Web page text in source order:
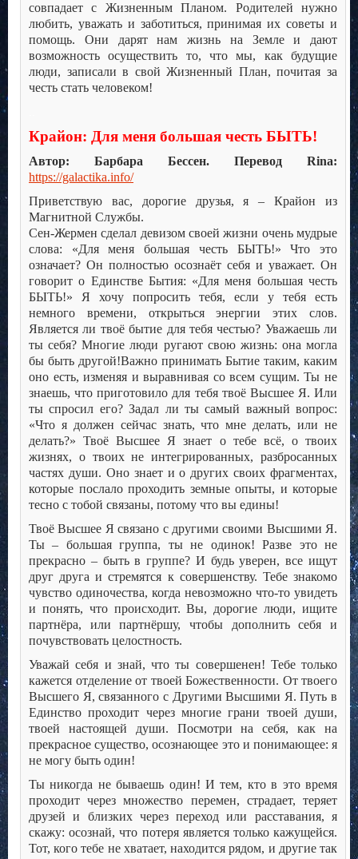
совпадает с Жизненным Планом. Родителей нужно
любить, уважать и заботиться, принимая их советы и
помощь. Они дарят нам жизнь на Земле и дают
возможность осуществить то, что мы, как будущие
люди, записали в свой Жизненный План, почитая за
честь стать человеком!
Крайон: Для меня большая честь БЫТЬ!
Автор: Барбара Бессен. Перевод Rina:
https://galactika.info/
Приветствую вас, дорогие друзья, я – Крайон из
Магнитной Службы.
Сен-Жермен сделал девизом своей жизни очень мудрые
слова: «Для меня большая честь БЫТЬ!» Что это
означает? Он полностью осознаёт себя и уважает. Он
говорит о Единстве Бытия: «Для меня большая честь
БЫТЬ!» Я хочу попросить тебя, если у тебя есть
немного времени, открыться энергии этих слов.
Является ли твоё бытие для тебя честью? Уважаешь ли
ты себя? Многие люди ругают свою жизнь: она могла
бы быть другой!Важно принимать Бытие таким, каким
оно есть, изменяя и выравнивая со всем сущим. Ты не
знаешь, что приготовило для тебя твоё Высшее Я. Или
ты спросил его? Задал ли ты самый важный вопрос:
«Что я должен сейчас знать, что мне делать, или не
делать?» Твоё Высшее Я знает о тебе всё, о твоих
жизнях, о твоих не интегрированных, разбросанных
частях души. Оно знает и о других своих фрагментах,
которые послало проходить земные опыты, и которые
тесно с тобой связаны, потому что вы едины!
Твоё Высшее Я связано с другими своими Высшими Я.
Ты – большая группа, ты не одинок! Разве это не
прекрасно – быть в группе? И будь уверен, все ищут
друг друга и стремятся к совершенству. Тебе знакомо
чувство одиночества, когда невозможно что-то увидеть
и понять, что происходит. Вы, дорогие люди, ищите
партнёра, или партнёршу, чтобы дополнить себя и
почувствовать целостность.
Уважай себя и знай, что ты совершенен! Тебе только
кажется отделение от твоей Божественности. От твоего
Высшего Я, связанного с Другими Высшими Я. Путь в
Единство проходит через многие грани твоей души,
твоей настоящей души. Посмотри на себя, как на
прекрасное существо, осознающее это и понимающее: я
не могу быть один!
Ты никогда не бываешь один! И тем, кто в это время
проходит через множество перемен, страдает, теряет
друзей и близких через переход или расставания, я
скажу: осознай, что потеря является только кажущейся.
Тот, кого тебе не хватает, находится рядом, и другие так